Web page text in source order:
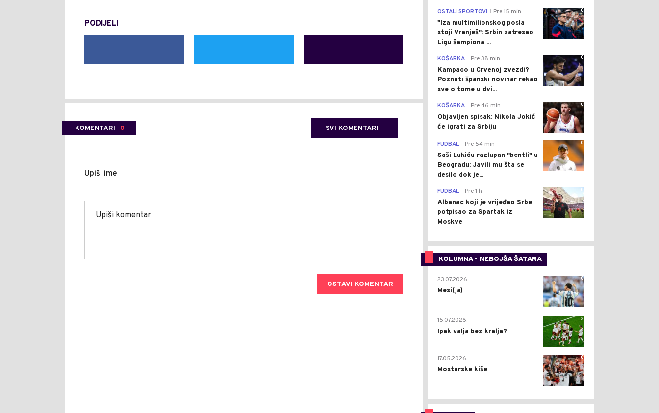
PODIJELI
KOMENTARI 0 SVI KOMENTARI
Upiši ime
OSTAVI KOMENTAR
0
OSTALI SPORTOVI Pre 15 min
"Iza multimilionskog posla
stoji Vranješ": Srbin zatresao
Ligu šampiona ...
0
KOŠARKA Pre 38 min
Kampaco u Crvenoj zvezdi?
Poznati španski novinar rekao
sve o tome u dvi...
0
KOŠARKA Pre 46 min
Objavljen spisak: Nikola Jokić
će igrati za Srbiju
0
FUDBAL Pre 54 min
Saši Lukiću razlupan "bentli" u
Beogradu: Javili mu šta se
desilo dok je...
0
FUDBAL Pre 1 h
Albanac koji je vrijeđao Srbe
potpisao za Spartak iz
Moskve
KOLUMNA - NEBOJŠA ŠATARA
0
23.07.2026.
Mesi(ja)
2
15.07.2026.
Ipak valja bez kralja?
0
17.05.2026.
Mostarske kiše